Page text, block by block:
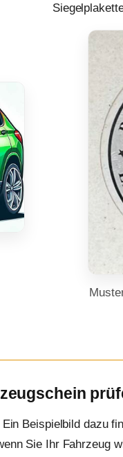
Beispielbild dazu
Sie Ihr Fahrzeug